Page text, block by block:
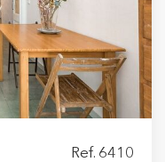
Ref. 6410
información
del usuario
de sus hábitos de
conocer los hábitos